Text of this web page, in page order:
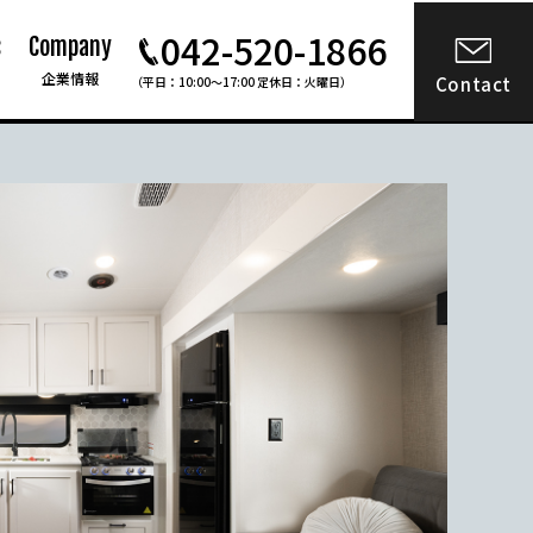
Company
企業情報
042-520-1866
（平日：10:00〜17:00 定休日：火曜日） Contact